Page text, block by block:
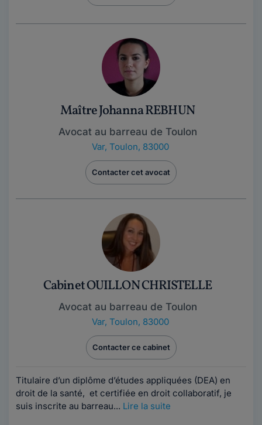
Maître Johanna REBHUN
Avocat au barreau de Toulon
Var, Toulon, 83000
Contacter cet avocat
Cabinet OUILLON CHRISTELLE
Avocat au barreau de Toulon
Var, Toulon, 83000
Contacter ce cabinet
Titulaire d’un diplôme d’études appliquées (DEA) en
droit de la santé, et certifiée en droit collaboratif, je
suis inscrite au barreau... Lire la suite